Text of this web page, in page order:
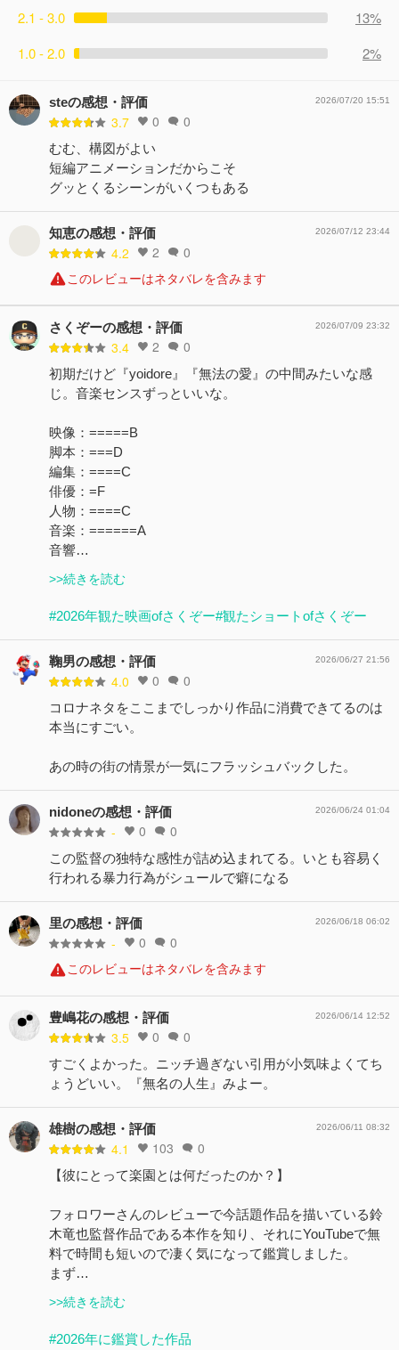
2.1 - 3.0
13%
1.0 - 2.0
2%
steの感想・評価
3.7 0 0
2026/07/20 15:51
むむ、構図がよい
短編アニメーションだからこそ
グッとくるシーンがいくつもある
知恵の感想・評価
4.2 2 0
2026/07/12 23:44
このレビューはネタバレを含みます
さくぞーの感想・評価
3.4 2 0
2026/07/09 23:32
初期だけど『yoidore』『無法の愛』の中間みたいな感
じ。音楽センスずっといいな。
映像：=====B
脚本：===D
編集：====C
俳優：=F
人物：====C
音楽：======A
音響…
>>続きを読む
#2026年観た映画ofさくぞー#観たショートofさくぞー
鞠男の感想・評価
4.0 0 0
2026/06/27 21:56
コロナネタをここまでしっかり作品に消費できてるのは
本当にすごい。
あの時の街の情景が一気にフラッシュバックした。
nidoneの感想・評価
- 0 0
2026/06/24 01:04
この監督の独特な感性が詰め込まれてる。いとも容易く
行われる暴力行為がシュールで癖になる
里の感想・評価
- 0 0
2026/06/18 06:02
このレビューはネタバレを含みます
豊嶋花の感想・評価
3.5 0 0
2026/06/14 12:52
すごくよかった。ニッチ過ぎない引用が小気味よくてち
ょうどいい。『無名の人生』みよー。
雄樹の感想・評価
4.1 103 0
2026/06/11 08:32
【彼にとって楽園とは何だったのか？】
フォロワーさんのレビューで今話題作品を描いている鈴
木竜也監督作品である本作を知り、それにYouTubeで無
料で時間も短いので凄く気になって鑑賞しました。
まず…
>>続きを読む
#2026年に鑑賞した作品